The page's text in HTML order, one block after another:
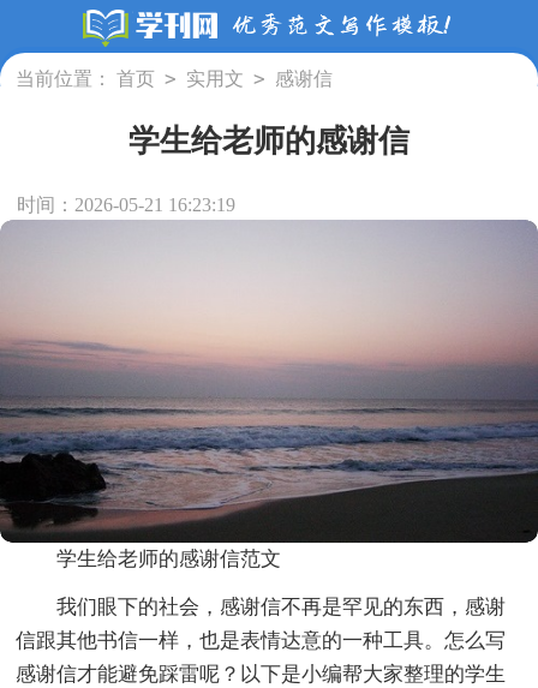
当前位置： 首页 > 实用文 > 感谢信
学生给老师的感谢信
时间：2026-05-21 16:23:19
学生给老师的感谢信范文
我们眼下的社会，感谢信不再是罕见的东西，感谢
信跟其他书信一样，也是表情达意的一种工具。怎么写
感谢信才能避免踩雷呢？以下是小编帮大家整理的学生